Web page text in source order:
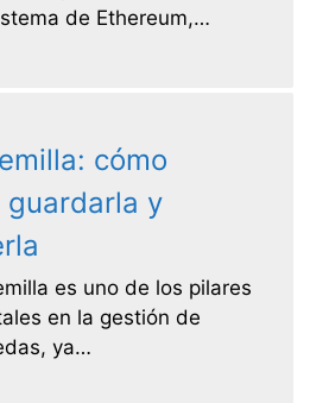
de Ethereum,…
cómo
guardarla y
es uno de los pilares
en la gestión de
ya…